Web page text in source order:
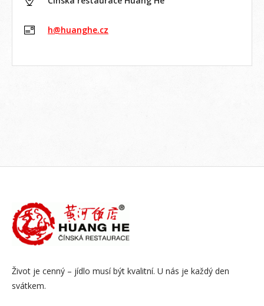
h@huanghe.cz
Život je cenný – jídlo musí být kvalitní. U nás je každý den
svátkem.